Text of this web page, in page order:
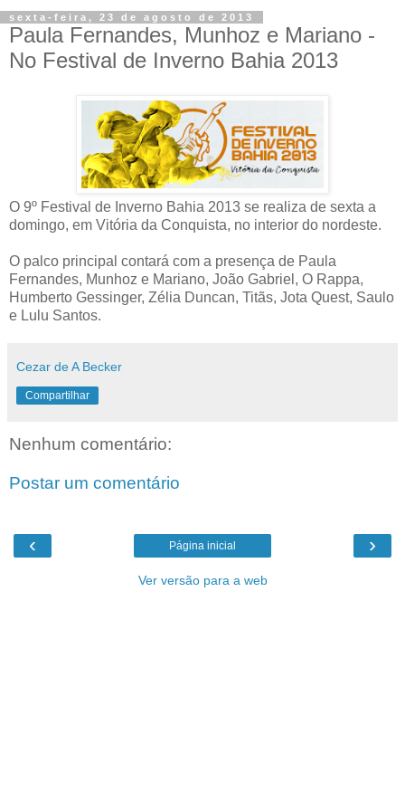
sexta-feira, 23 de agosto de 2013
Paula Fernandes, Munhoz e Mariano -
No Festival de Inverno Bahia 2013
O 9º Festival de Inverno Bahia 2013 se realiza de sexta a
domingo, em Vitória da Conquista, no interior do nordeste.
O palco principal contará com a presença de Paula
Fernandes, Munhoz e Mariano, João Gabriel, O Rappa,
Humberto Gessinger, Zélia Duncan, Titãs, Jota Quest, Saulo
e Lulu Santos.
Cezar de A Becker
Compartilhar
Nenhum comentário:
Postar um comentário
‹ ›
Página inicial
Ver versão para a web